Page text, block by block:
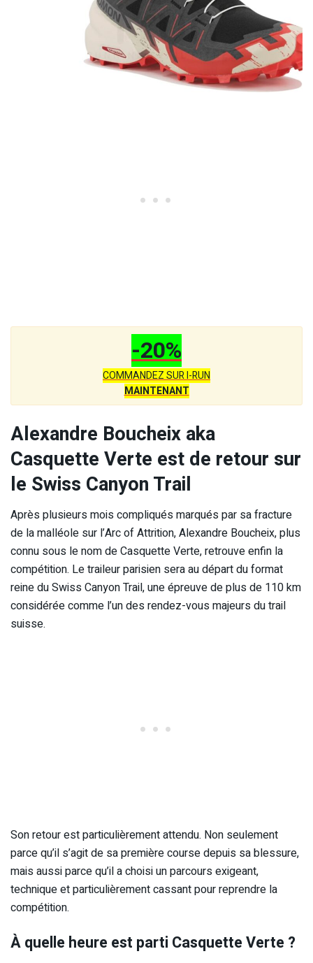
-20%
COMMANDEZ SUR I-RUN
MAINTENANT
Alexandre Boucheix aka
Casquette Verte est de retour sur
le Swiss Canyon Trail
Après plusieurs mois compliqués marqués par sa fracture
de la malléole sur l’Arc of Attrition, Alexandre Boucheix, plus
connu sous le nom de Casquette Verte, retrouve enfin la
compétition. Le traileur parisien sera au départ du format
reine du Swiss Canyon Trail, une épreuve de plus de 110 km
considérée comme l’un des rendez-vous majeurs du trail
suisse.
Son retour est particulièrement attendu. Non seulement
parce qu’il s’agit de sa première course depuis sa blessure,
mais aussi parce qu’il a choisi un parcours exigeant,
technique et particulièrement cassant pour reprendre la
compétition.
À quelle heure est parti Casquette Verte ?